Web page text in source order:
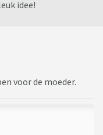
idee!
voor de moeder.